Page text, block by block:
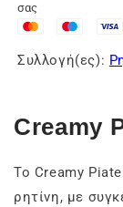
σας
Συλλογή(ες):
Creamy
Το Creamy
ρητίνη, με